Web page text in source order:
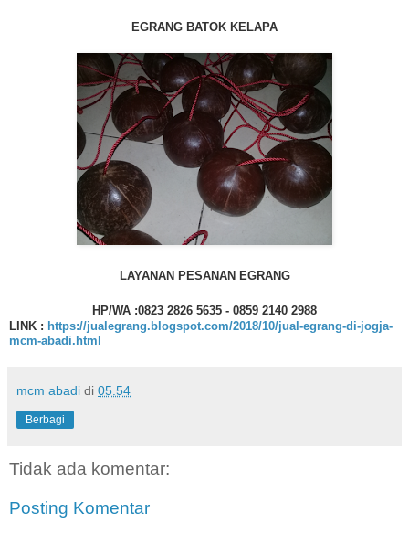
EGRANG BATOK KELAPA
LAYANAN PESANAN EGRANG
HP/WA :0823 2826 5635 - 0859 2140 2988
LINK : https://jualegrang.blogspot.com/2018/10/jual-egrang-di-jogja-
mcm-abadi.html
mcm abadi di 05.54
Berbagi
Tidak ada komentar:
Posting Komentar